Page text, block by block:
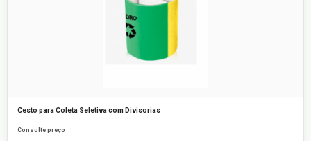
Cesto para Coleta Seletiva com Divisorias
Consulte preço